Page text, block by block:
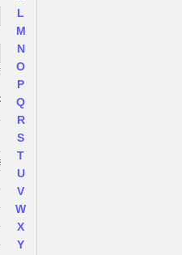
L
M
N
O
P
Q
R
S
T
U
V
W
X
Y